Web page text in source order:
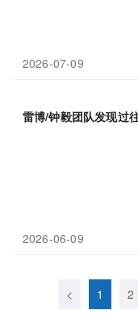
2026-07-09
雷博/钟毅团队发现过
2026-06-09
< 1 2